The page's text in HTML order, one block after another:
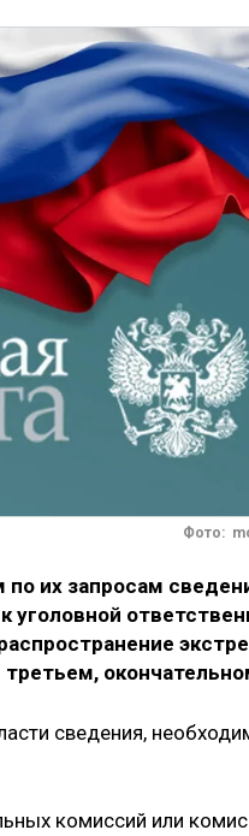
Фото:
их запросам
сведения,
комиссий или